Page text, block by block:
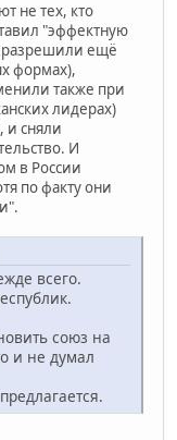
не тех, кто
"эффектную
разрешили ещё
формах),
также при
лидерах)
и сняли
И
в России
по факту они
всего.
союз на
и не думал